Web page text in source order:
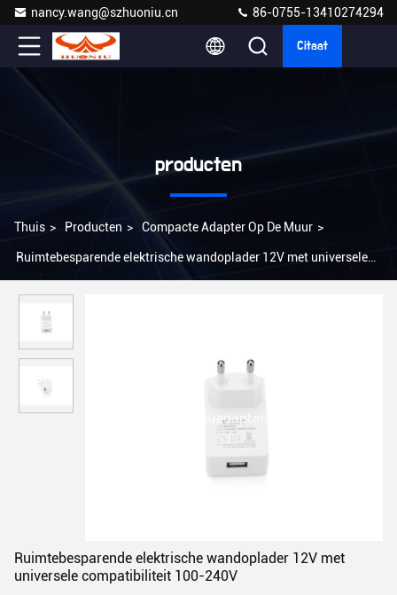
nancy.wang@szhuoniu.cn 86-0755-13410274294
Citaat
producten
Thuis > Producten > Compacte Adapter Op De Muur >
Ruimtebesparende elektrische wandoplader 12V met universele
Ruimtebesparende elektrische wandoplader 12V met
universele compatibiliteit 100-240V